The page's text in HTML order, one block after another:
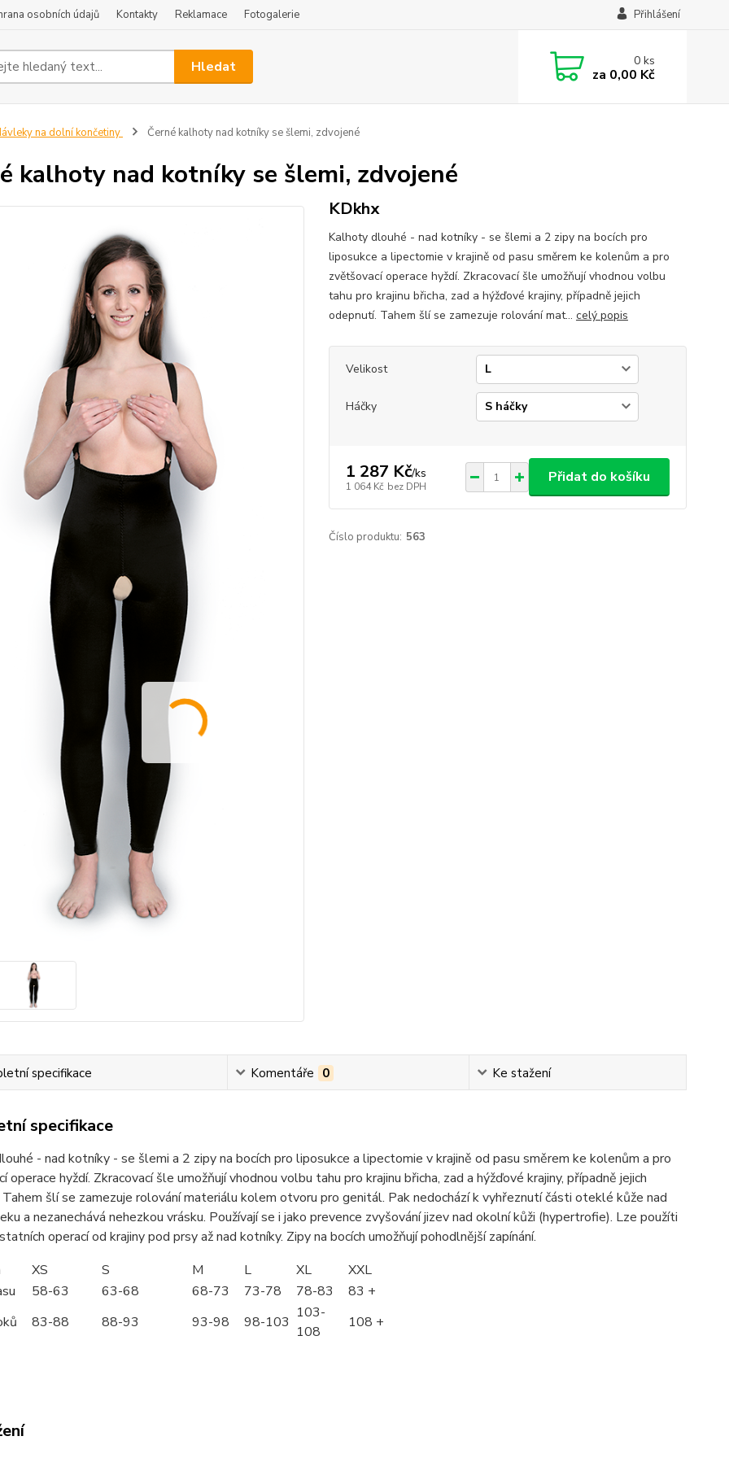
osobních údajů Kontakty Reklamace Fotogalerie Přihlášení
Hledat 0ks
za 0,00 Kč
na dolní končetiny Černé kalhoty nad kotníky se šlemi, zdvojené
kalhoty nad kotníky se šlemi, zdvojené
KDkhx
Kalhoty dlouhé - nad kotníky - se šlemi a 2 zipy na bocích pro
liposukce a lipectomie v krajině od pasu směrem ke kolenům a pro
zvětšovací operace hyždí. Zkracovací šle umožňují vhodnou volbu
tahu pro krajinu břicha, zad a hýžďové krajiny, případně jejich
odepnutí. Tahem šlí se zamezuje rolování mat... celý popis
Velikost
Háčky
1 287 Kč/ks
1 064 Kč bez DPH
Přidat do košíku
Číslo produktu: 563
specifikace Komentáře 0 Ke stažení
specifikace
- nad kotníky - se šlemi a 2 zipy na bocích pro liposukce a lipectomie v krajině od pasu směrem ke kolenům a pro
operace hyždí. Zkracovací šle umožňují vhodnou volbu tahu pro krajinu břicha, zad a hýžďové krajiny, případně jejich
šlí se zamezuje rolování materiálu kolem otvoru pro genitál. Pak nedochází k vyhřeznutí části oteklé kůže nad
a nezanechává nehezkou vrásku. Používají se i jako prevence zvyšování jizev nad okolní kůži (hypertrofie). Lze použíti
operací od krajiny pod prsy až nad kotníky. Zipy na bocích umožňují pohodlnější zapínání.
XS S M L XL
XXL
58-63 63-68 68-73 73-78 78-83
83 +
83-88 88-93 93-98 98-103
103-
108
108 +